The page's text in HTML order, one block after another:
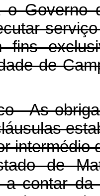
Governo
fins
de
- As
intermédio
de
a contar